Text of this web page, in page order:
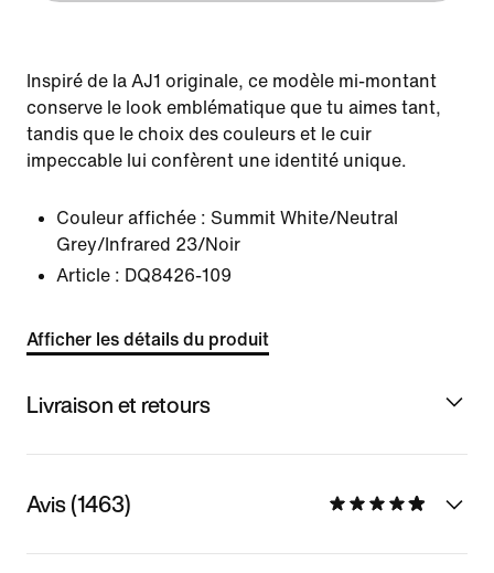
Inspiré de la AJ1 originale, ce modèle mi-montant
conserve le look emblématique que tu aimes tant,
tandis que le choix des couleurs et le cuir
impeccable lui confèrent une identité unique.
Couleur affichée : Summit White/Neutral
Grey/Infrared 23/Noir
Article : DQ8426-109
Afficher les détails du produit
Livraison et retours
Avis (1463)